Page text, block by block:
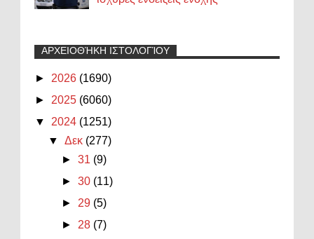
ΑΡΧΕΙΟΘΉΚΗ ΙΣΤΟΛΟΓΊΟΥ
► 2026 (1690)
► 2025 (6060)
▼ 2024 (1251)
▼Δεκ (277)
►31 (9)
►30 (11)
► 29 (5)
► 28 (7)